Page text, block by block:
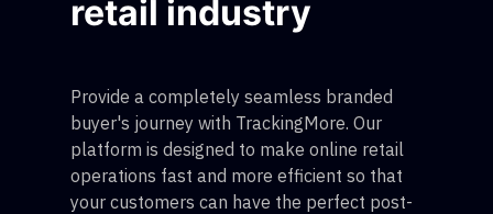
retail industry
Provide a completely seamless branded
buyer's journey with TrackingMore. Our
platform is designed to make online retail
operations fast and more efficient so that
your customers can have the perfect post-